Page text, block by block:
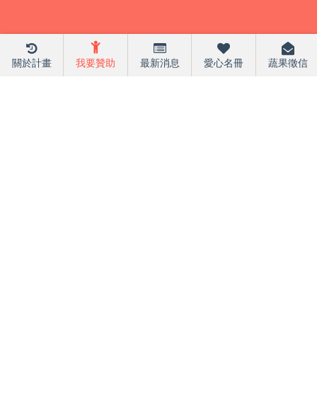
關於計畫 我要贊助 最新消息 愛心名冊 蔬果徵信